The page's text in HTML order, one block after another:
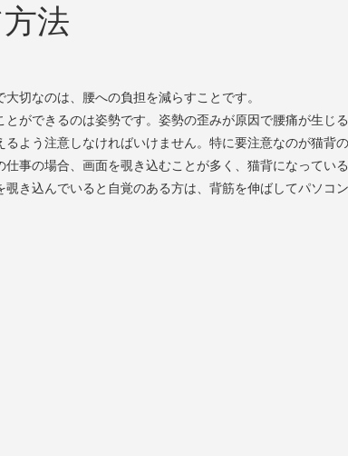
法
切なのは、腰への負担を減らすことです。
とができるのは姿勢です。姿勢の歪みが原因で腰痛が生じる
るよう注意しなければいけません。特に要注意なのが猫背
仕事の場合、画面を覗き込むことが多く、猫背になってい
覗き込んでいると自覚のある方は、背筋を伸ばしてパソコ